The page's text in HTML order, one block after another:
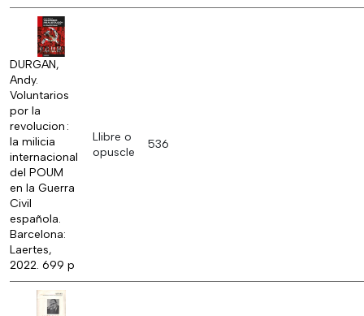
DURGAN,
Andy.
Voluntarios
por la
revolucion :
la milicia
internacional
del POUM
en la Guerra
Civil
española.
Barcelona:
Laertes,
2022. 699 p
Llibre o
opuscle
536